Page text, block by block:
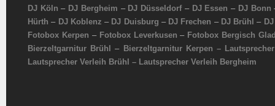
DJ Köln – DJ Bergheim – DJ Düsseldorf– DJ Essen – DJ Bonn
Hürth – DJ Koblenz – DJ Duisburg – DJ Frechen – DJ Brühl –
Fotobox Kerpen – Fotobox Leverkusen – Fotobox Bergisch
Bierzeltgarnitur Brühl
– Bierzeltgarnitur Kerpen –
Lautsprecher Verleih Brühl – Lautsprecher Verleih Bergheim